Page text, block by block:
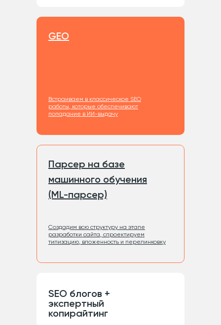
SEO блогов +
экспертный
копирайтинг
Парсер на базе
машинного обучения
(ML-парсер)
Cоздадим всю структуру на этапе
разработки сайта, спроектируем
типизацию, вложенность и перелинковку
GEO
Встраиваем в классическое SEO
работы, которые обеспечивают
попадание в ИИ-выдачу